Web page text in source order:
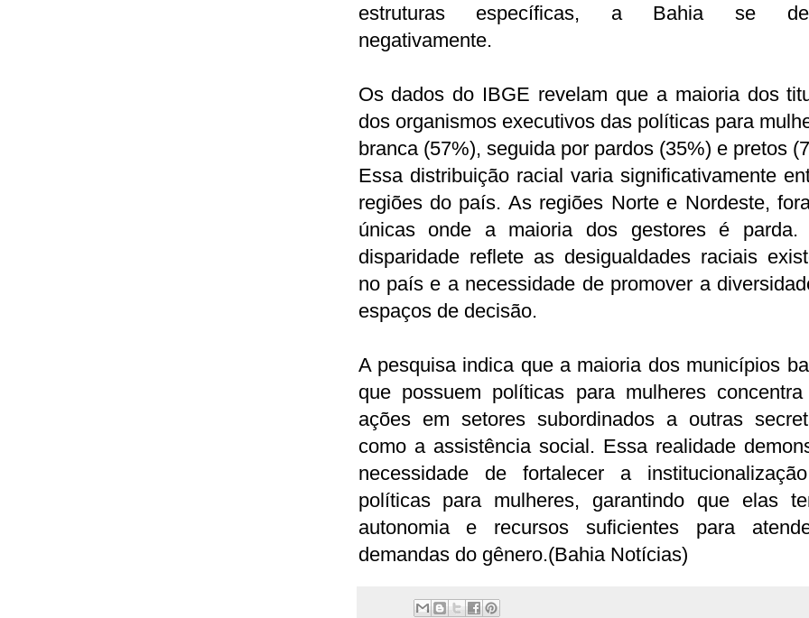
estruturas específicas, a Bahia se
negativamente.
Os dados do IBGE revelam que a maioria dos
dos organismos executivos das políticas para
branca (57%), seguida por pardos (35%) e pretos
Essa distribuição racial varia significativamente
regiões do país. As regiões Norte e Nordeste,
únicas onde a maioria dos gestores é parda.
disparidade reflete as desigualdades raciais
no país e a necessidade de promover a
espaços de decisão.
A pesquisa indica que a maioria dos municípios
que possuem políticas para mulheres
ações em setores subordinados a outras
como a assistência social. Essa realidade
necessidade de fortalecer a
políticas para mulheres, garantindo que elas
autonomia e recursos suficientes para
demandas do gênero.(Bahia Notícias)